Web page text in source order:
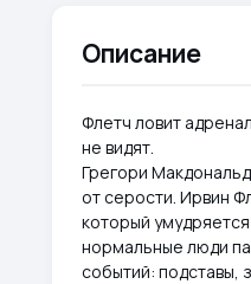
Описание
Флетч ловит
не видят.
Грегори
от серости. Ирвин
который
нормальные люди
событий: подставы,